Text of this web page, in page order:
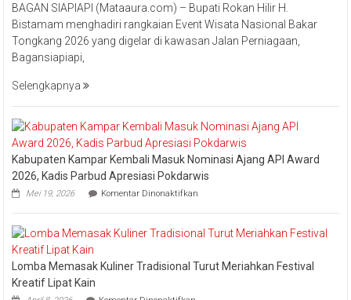
Rokan
Hilir
Bistamam
Bakar
Tongkang
BAGAN SIAPIAPI (Mataaura.com) – Bupati Rokan Hilir H.
Bistamam menghadiri rangkaian Event Wisata Nasional Bakar
Tongkang 2026 yang digelar di kawasan Jalan Perniagaan,
Bagansiapiapi,
Selengkapnya
Kabupaten Kampar Kembali Masuk Nominasi Ajang API Award
2026, Kadis Parbud Apresiasi Pokdarwis
Mei 19, 2026 Komentar Dinonaktifkan
Kampar
Kembali
Masuk
Ajang
Lomba Memasak Kuliner Tradisional Turut Meriahkan Festival
Kreatif Lipat Kain